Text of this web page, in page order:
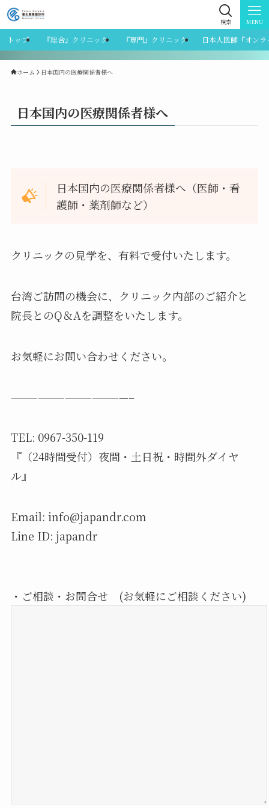
検索 MENU
トップ 『総合』クリニック 『専門』クリニック 日本人医師『オン
ホーム 日本国内の医療関係者様へ
日本国内の医療関係者様へ
日本国内の医療関係者様へ（医師・看
護師・薬剤師など）
クリニックの見学を、有料で受付いたします。
台湾ご訪問の機会に、クリニック内部のご紹介と
院長とのQ＆Aを調整をいたします。
お気軽にお問い合わせください。
—————————————–
TEL: 0967-350-119
『（24時間受付）夜間・土日祝・時間外ダイヤ
ル』
Email: info@japandr.com
Line ID: japandr
・ご相談・お問合せ (お気軽にご相談ください)